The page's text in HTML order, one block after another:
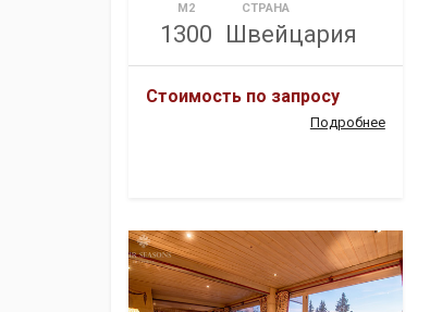
М2
1300
СТРАНА
Швейцария
Стоимость по запросу
Подробнее